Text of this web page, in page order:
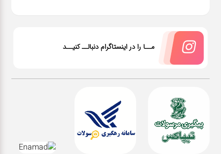
مــا را در اینستاگرام دنبالــ کنیــد